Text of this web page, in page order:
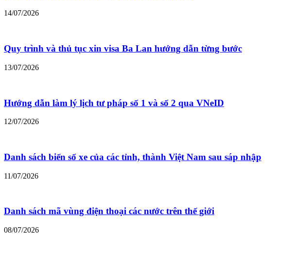
14/07/2026
Quy trình và thủ tục xin visa Ba Lan hướng dẫn từng bước
13/07/2026
Hướng dẫn làm lý lịch tư pháp số 1 và số 2 qua VNeID
12/07/2026
Danh sách biển số xe của các tỉnh, thành Việt Nam sau sáp nhập
11/07/2026
Danh sách mã vùng điện thoại các nước trên thế giới
08/07/2026